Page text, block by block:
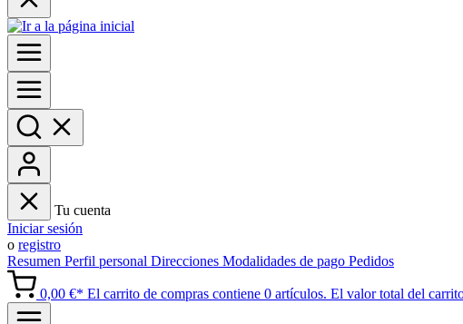
Tu cuenta
Iniciar sesión
o registro
Resumen Perfil personal Direcciones Modalidades de pago Pedidos
0,00 €* El carrito de compras contiene 0 artículos. El valor total del